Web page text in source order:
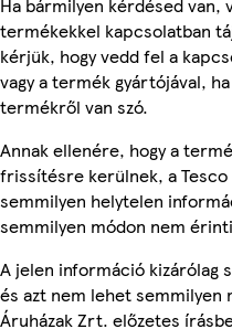
Ha bármilyen kérdésed van,
termékekkel kapcsolatban
kérjük, hogy vedd fel a
vagy a termék gyártójával,
termékről van szó.
Annak ellenére, hogy a
frissítésre kerülnek, a
semmilyen helytelen
semmilyen módon nem
A jelen információ kizárólag
és azt nem lehet semmilyen
Áruházak Zrt. előzetes